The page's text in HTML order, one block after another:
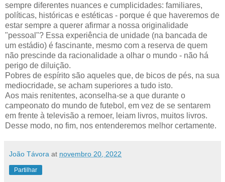
sempre diferentes nuances e cumplicidades: familiares,
políticas, históricas e estéticas - porque é que haveremos de
estar sempre a querer afirmar a nossa originalidade
"pessoal"? Essa experiência de unidade (na bancada de
um estádio) é fascinante, mesmo com a reserva de quem
não prescinde da racionalidade a olhar o mundo - não há
perigo de diluição.
Pobres de espírito são aqueles que, de bicos de pés, na sua
mediocridade, se acham superiores a tudo isto.
Aos mais renitentes, aconselha-se a que durante o
campeonato do mundo de futebol, em vez de se sentarem
em frente à televisão a remoer, leiam livros, muitos livros.
Desse modo, no fim, nos entenderemos melhor certamente.
João Távora at novembro 20, 2022
Partilhar